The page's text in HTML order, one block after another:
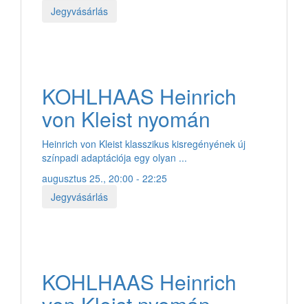
Jegyvásárlás
KOHLHAAS Heinrich
von Kleist nyomán
Heinrich von Kleist klasszikus kisregényének új
színpadi adaptációja egy olyan ...
augusztus 25., 20:00 - 22:25
Jegyvásárlás
KOHLHAAS Heinrich